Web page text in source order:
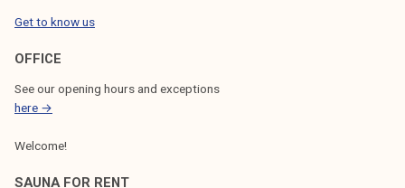
Get to know us
OFFICE
See our opening hours and exceptions
here →
Welcome!
SAUNA FOR RENT